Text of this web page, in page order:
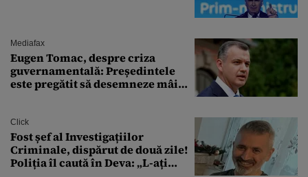
Mediafax
Eugen Tomac, despre criza
guvernamentală: Președintele
este pregătit să desemneze mâine
Click
Fost șef al Investigațiilor
Criminale, dispărut de două zile!
Poliția îl caută în Deva: „L-ați